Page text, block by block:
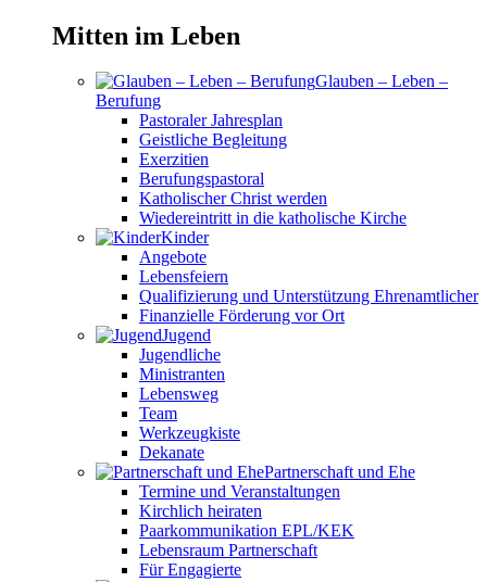
Mitten im Leben
Glauben – Leben –
Berufung
Pastoraler Jahresplan
Geistliche Begleitung
Exerzitien
Berufungspastoral
Katholischer Christ werden
Wiedereintritt in die katholische Kirche
Kinder
Angebote
Lebensfeiern
Qualifizierung und Unterstützung Ehrenamtlicher
Finanzielle Förderung vor Ort
Jugend
Jugendliche
Ministranten
Lebensweg
Team
Werkzeugkiste
Dekanate
Partnerschaft und Ehe
Termine und Veranstaltungen
Kirchlich heiraten
Paarkommunikation EPL/KEK
Lebensraum Partnerschaft
Für Engagierte